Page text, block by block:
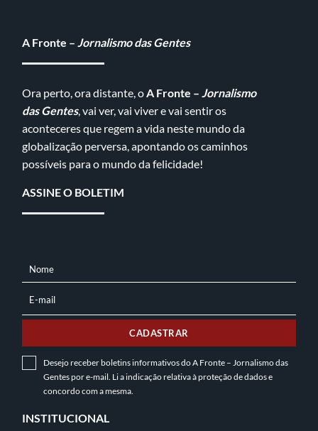
A Fronte – Jornalismo das Gentes
Ora perto, ora distante, oA Fronte – Jornalismo
das Gentes, vai ver, vai viver e vai sentir os
aconteceres que regem a vida neste mundo da
globalização perversa, apontando os caminhos
possíveis para o mundo da felicidade!
ASSINE O BOLETIM
NOME
Nome
MAIL
E-mail
CADASTRAR
Desejo receber boletins informativos do A Fronte – Jornalismo das
Gentes por e-mail. Li a indicação relativa àproteção de dadose
concordo com a mesma.
INSTITUCIONAL